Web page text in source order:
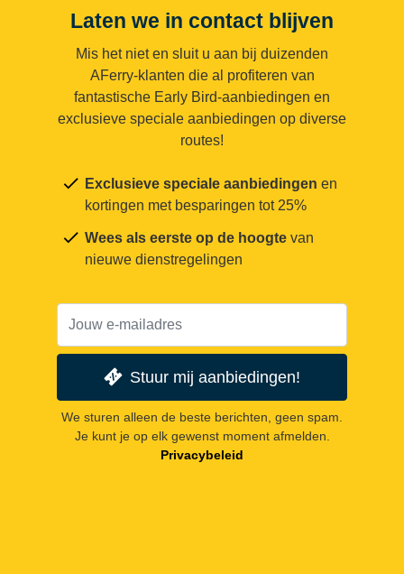
Laten we in contact blijven
Mis het niet en sluit u aan bij duizenden
AFerry-klanten die al profiteren van
fantastische Early Bird-aanbiedingen en
exclusieve speciale aanbiedingen op diverse
routes!
Exclusieve speciale aanbiedingen en
kortingen met besparingen tot 25%
Wees als eerste op de hoogte van
nieuwe dienstregelingen
Stuur mij aanbiedingen!
We sturen alleen de beste berichten, geen spam.
Je kunt je op elk gewenst moment afmelden.
Privacybeleid